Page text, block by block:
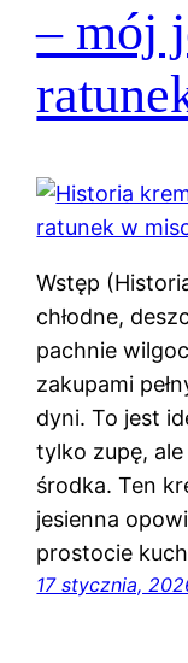
– mój
Wstęp
chłodne,
pachnie
zakupami
dyni. To jest
tylko zupę,
środka. Ten
jesienna
prostocie
17 stycznia,